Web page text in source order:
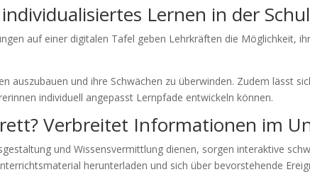
Lernen in der
auf einer digitalen Tafel geben Lehrkräften die Möglichkeit,
auszubauen und ihre Schwächen zu überwinden. Zudem lässt
individuell angepasst Lernpfade entwickeln können.
Verbreitet Informationen im
und Wissensvermittlung dienen, sorgen interaktive
herunterladen und sich über bevorstehende